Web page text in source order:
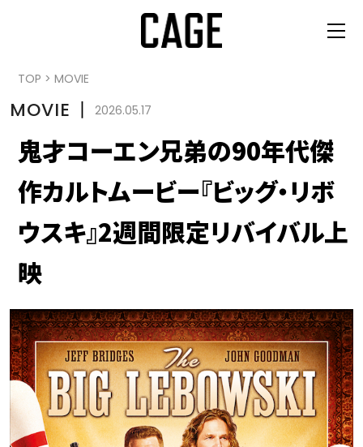
TOP > MOVIE
MOVIE 丨 2026.05.17
鬼才コーエン兄弟の90年代傑
作カルトムービー『ビッグ・リボ
ウスキ』2週間限定リバイバル上
映